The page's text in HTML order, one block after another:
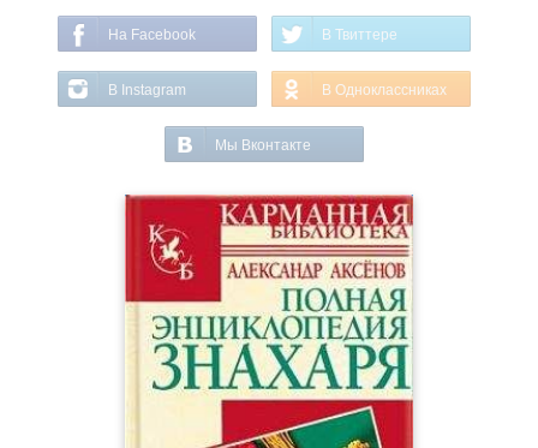
На Facebook В Твиттере
В Instagram В Одноклассниках
Мы Вконтакте